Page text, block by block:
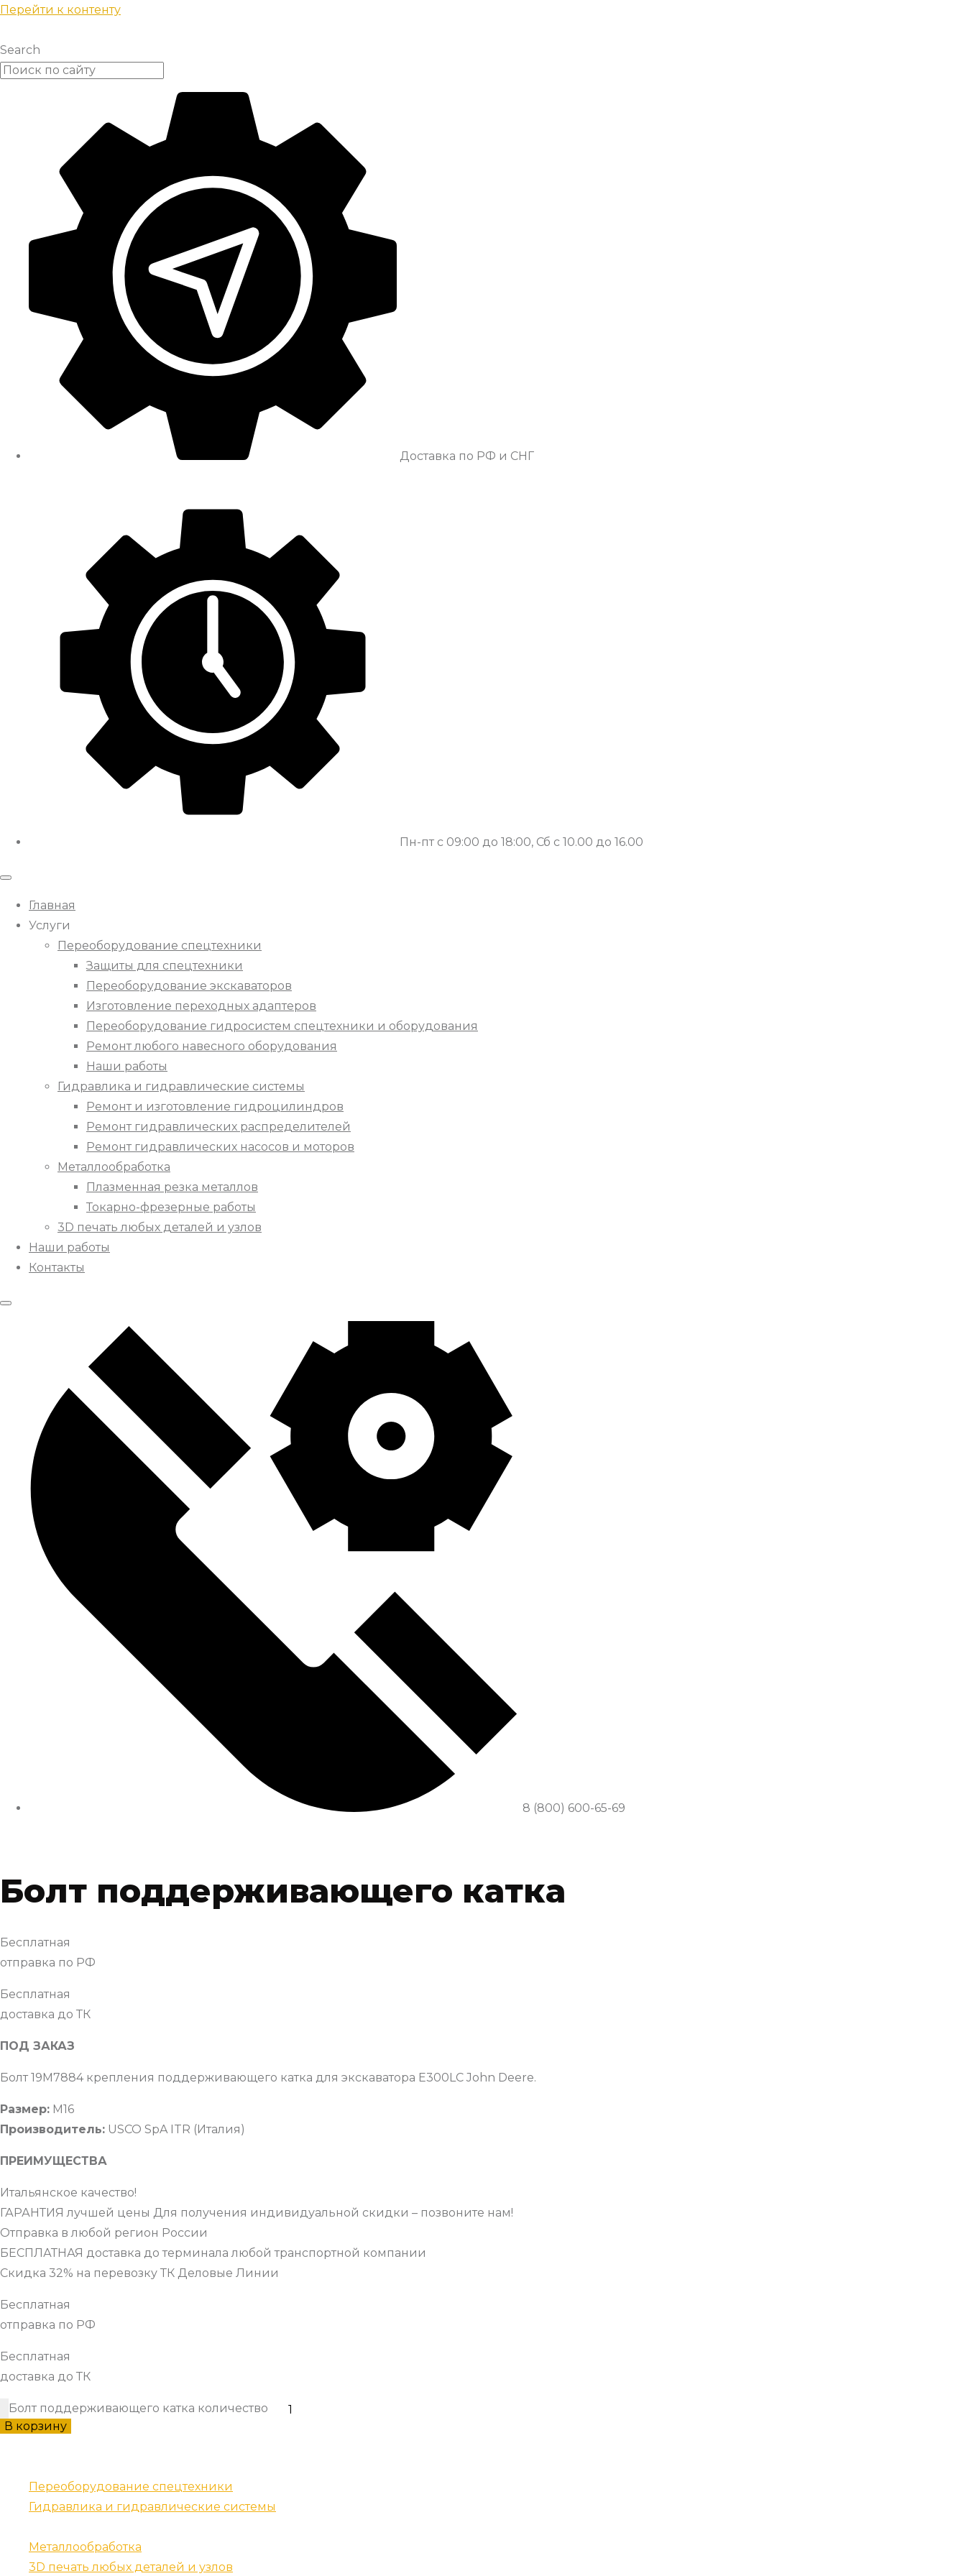
Перейти к контенту
Search
Доставка по РФ и СНГ
Пн-пт с 09:00 до 18:00, Сб с 10.00 до 16.00
Главная
Услуги
Переоборудование спецтехники
Защиты для спецтехники
Переоборудование экскаваторов
Изготовление переходных адаптеров
Переоборудование гидросистем спецтехники и оборудования
Ремонт любого навесного оборудования
Наши работы
Гидравлика и гидравлические системы
Ремонт и изготовление гидроцилиндров
Ремонт гидравлических распределителей
Ремонт гидравлических насосов и моторов
Металлообработка
Плазменная резка металлов
Токарно-фрезерные работы
3D печать любых деталей и узлов
Наши работы
Контакты
8 (800) 600-65-69
Болт поддерживающего катка
Бесплатная
отправка по РФ
Бесплатная
доставка до ТК
ПОД ЗАКАЗ
Болт 19M7884 крепления поддерживающего катка для экскаватора E300LC John Deere.
Размер: М16
Производитель: USCO SpA ITR (Италия)
ПРЕИМУЩЕСТВА
Итальянское качество!
ГАРАНТИЯ лучшей цены Для получения индивидуальной скидки – позвоните нам!
Отправка в любой регион России
БЕСПЛАТНАЯ доставка до терминала любой транспортной компании
Скидка 32% на перевозку ТК Деловые Линии
Бесплатная
отправка по РФ
Бесплатная
доставка до ТК
Болт поддерживающего катка количество
В корзину
Переоборудование спецтехники
Гидравлика и гидравлические системы
Металлообработка
3D печать любых деталей и узлов